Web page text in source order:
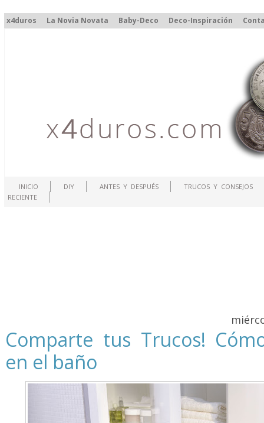
x4duros La Novia Novata Baby-Deco Deco-Inspiración
INICIO DIY ANTES Y DESPUÉS
TRUCOS Y CONSEJOS
RECIENTE
Comparte tus Trucos!
en el baño